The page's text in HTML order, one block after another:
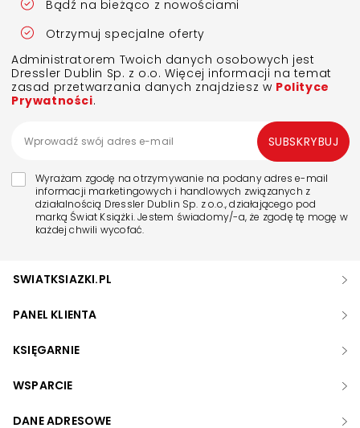
Bądź na bieżąco z nowościami
Otrzymuj specjalne oferty
Administratorem Twoich danych osobowych jest
Dressler Dublin Sp. z o.o. Więcej informacji na temat
zasad przetwarzania danych znajdziesz w Polityce
Prywatności.
Wyrażam zgodę na otrzymywanie na podany adres e-mail
informacji marketingowych i handlowych związanych z
działalnością Dressler Dublin Sp. z o.o., działającego pod
marką Świat Książki. Jestem świadomy/-a, że zgodę tę mogę w
każdej chwili wycofać.
SUBSKRYBUJ
SWIATKSIAZKI.PL
PANEL KLIENTA
KSIĘGARNIE
WSPARCIE
DANE ADRESOWE